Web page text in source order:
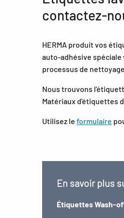
contactez-
HERMA produit vos
auto-adhésive
processus de
Nous trouvons
Matériaux d'étiquettes
Utilisez le formulaire
En savoir plus
Étiquettes Wash-